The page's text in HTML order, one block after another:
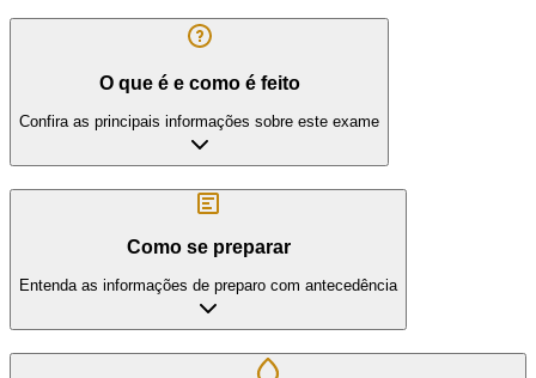
O que é e como é feito
Confira as principais informações sobre este exame
Como se preparar
Entenda as informações de preparo com antecedência